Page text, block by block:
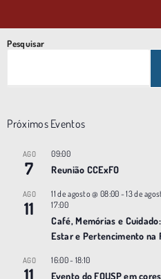
Pesquisar
Próximos Eventos
AGO
7
09:00
Reunião CCExFO
AGO
11
11 de agosto @ 08:00 -13 de
17:00
Café, Memórias e
Estar e Pertencimento na
AGO
11
16:00- 18:10
Evento do FOUSP em cores